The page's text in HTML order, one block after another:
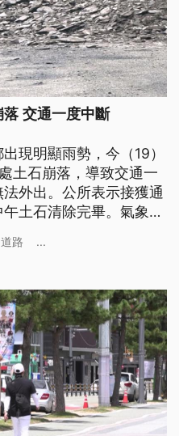
交通一度中斷
現明顯雨勢，今（19）
土石崩落，導致交通一
外出。公所表示接獲通
土石清除完畢。氣象署
道路 ...